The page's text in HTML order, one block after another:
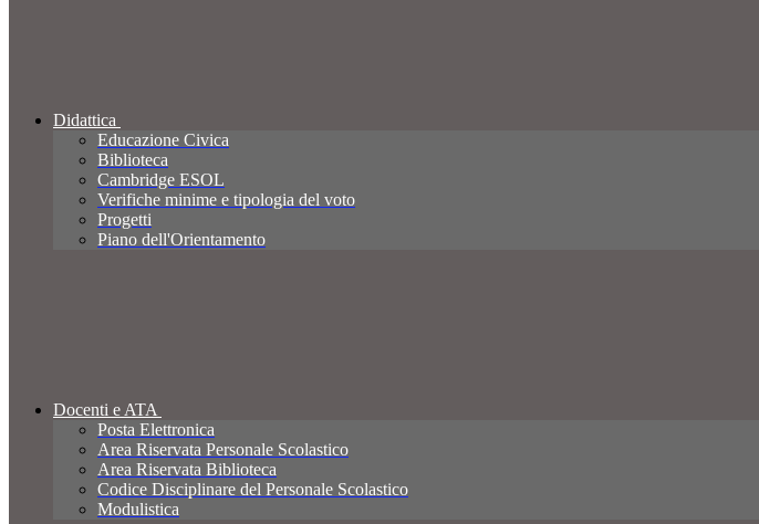
Didattica
Educazione Civica
Biblioteca
Cambridge ESOL
Verifiche minime e tipologia del voto
Progetti
Piano dell'Orientamento
Docenti e ATA
Posta Elettronica
Area Riservata Personale Scolastico
Area Riservata Biblioteca
Codice Disciplinare del Personale Scolastico
Modulistica